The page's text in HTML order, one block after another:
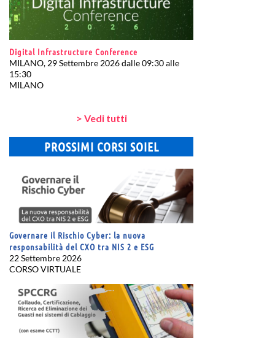
Digital Infrastructure Conference
MILANO, 29 Settembre 2026 dalle 09:30 alle
15:30
MILANO
> Vedi tutti
PROSSIMI CORSI SOIEL
Governare il Rischio Cyber: la nuova
responsabilità del CXO tra NIS 2 e ESG
22 Settembre 2026
CORSO VIRTUALE